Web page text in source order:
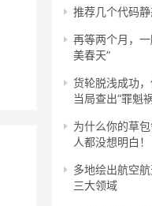
推荐几个代码
再等两个月，
美春天”
货轮脱浅成功
当局查出“罪魁祸
为什么你的草
人都没想明白！
多地绘出航空
三大领域